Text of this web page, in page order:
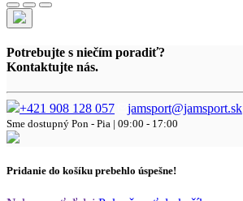
Potrebujte s niečím poradiť?
Kontaktujte nás.
+421 908 128 057 jamsport@jamsport.sk
Sme dostupný Pon - Pia | 09:00 - 17:00
Pridanie do košíku prebehlo úspešne!